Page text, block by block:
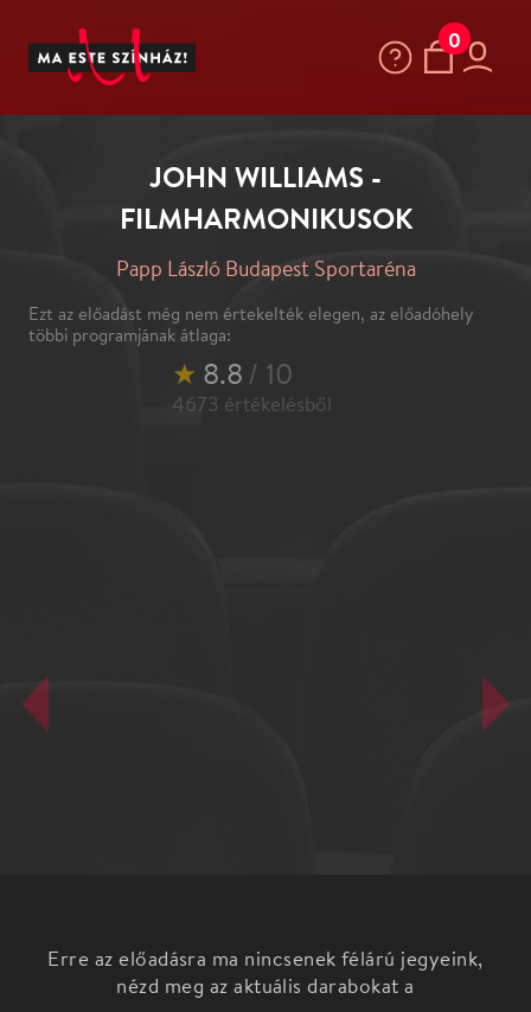
FILMHARMONIKUSOK
Papp László Budapest Sportaréna
Ezt az előadást még nem értekelték elegen, az előadóhely
többi programjának átlaga:
★8.8/ 10
4673értékelésből
A Budafoki Dohnányi Zenekar az elmúlt években